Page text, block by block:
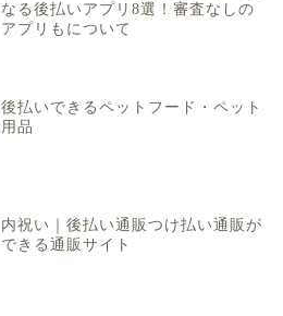
なる後払いアプリ8選！審査なしの
アプリもについて
後払いできるペットフード・ペット
用品
内祝い｜後払い通販つけ払い通販が
できる通販サイト